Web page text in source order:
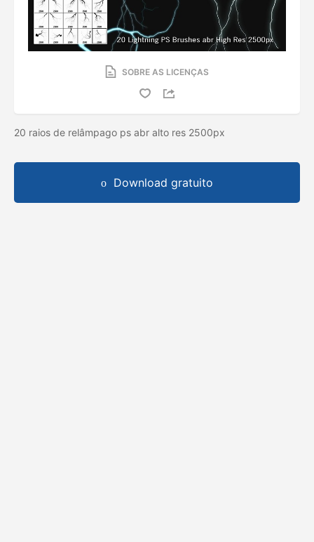
SOBRE AS LICENÇAS
20 raios de relâmpago ps abr alto res 2500px
Download gratuito